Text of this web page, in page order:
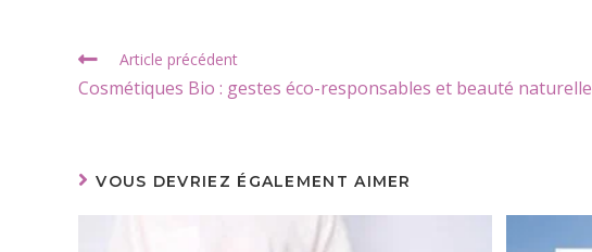
Article précédent
Cosmétiques Bio : gestes éco-responsables et beauté naturelle
VOUS DEVRIEZ ÉGALEMENT AIMER